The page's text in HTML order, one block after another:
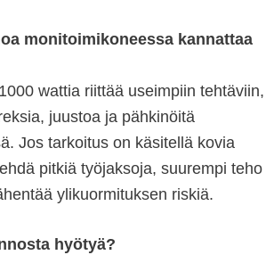
monitoimikoneessa kannattaa
wattia riittää useimpiin tehtäviin,
juustoa ja pähkinöitä
Jos tarkoitus on käsitellä kovia
pitkiä työjaksoja, suurempi teho
ylikuormituksen riskiä.
hyötyä?